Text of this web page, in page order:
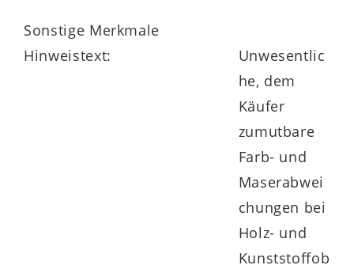
Sonstige Merkmale
Hinweistext:
Unwesentlic
he, dem
Käufer
zumutbare
Farb- und
Maserabwei
chungen bei
Holz- und
Kunststoffob